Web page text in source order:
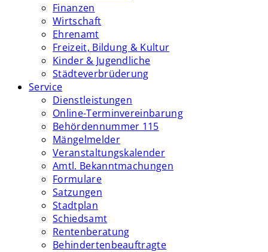
Finanzen
Wirtschaft
Ehrenamt
Freizeit, Bildung & Kultur
Kinder & Jugendliche
Städteverbrüderung
Service
Dienstleistungen
Online-Terminvereinbarung
Behördennummer 115
Mängelmelder
Veranstaltungskalender
Amtl. Bekanntmachungen
Formulare
Satzungen
Stadtplan
Schiedsamt
Rentenberatung
Behindertenbeauftragte